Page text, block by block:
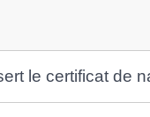
le certificat de